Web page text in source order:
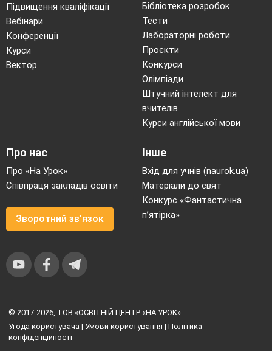
Підвищення кваліфікації
Вебінари
Конференції
Курси
Вектор
Бібліотека розробок
Тести
Лабораторні роботи
Проєкти
Конкурси
Олімпіади
Штучний інтелект для
вчителів
Курси англійської мови
Про нас
Про «На Урок»
Співпраця закладів освіти
Зворотний зв'язок
Інше
Вхід для учнів (naurok.ua)
Матеріали до свят
Конкурс «Фантастична
п’ятірка»
© 2017-2026, ТОВ «ОСВІТНІЙ ЦЕНТР «НА УРОК»
Угода користувача | Умови користування | Політика
конфіденційності